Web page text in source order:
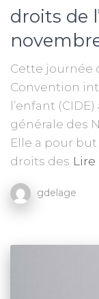
droits de
Cette journée
Convention
l’enfant
générale des
Elle a pour
droits des Lire
gdelage